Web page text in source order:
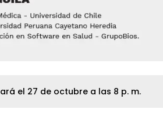
el 27 de octubre a las 8 p. m.